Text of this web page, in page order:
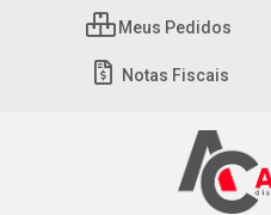
Meus Pedidos
Notas Fiscais